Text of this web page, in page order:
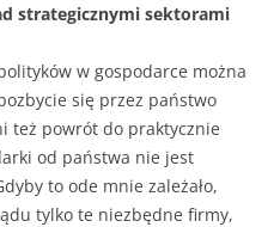
strategicznymi sektorami
w gospodarce można
się przez państwo
też powrót do praktycznie
od państwa nie jest
to ode mnie zależało,
tylko te niezbędne firmy,